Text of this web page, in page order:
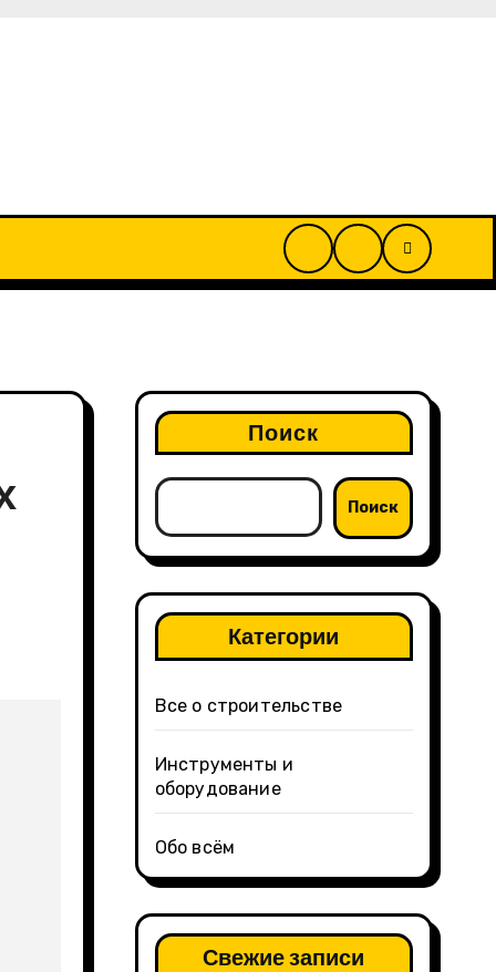
Поиск
Поиск
Категории
Все о строительстве
Инструменты и
оборудование
Обо всём
Свежие записи